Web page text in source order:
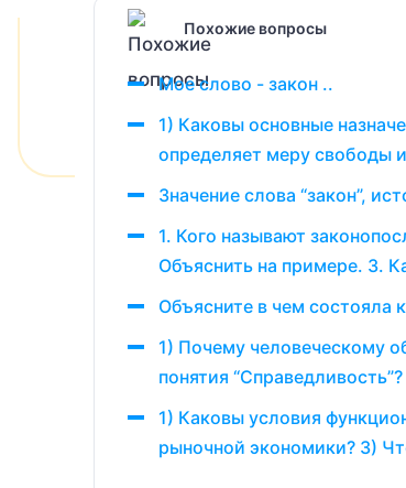
Похожие вопросы
Мое слово - закон ..
1) Каковы основные
определяет меру свободы
Значение слова “закон”,
1. Кого называют
Объяснить на примере. 3.
Объясните в чем состояла
1) Почему человеческому
понятия
1) Каковы условия
рыночной экономики? 3)